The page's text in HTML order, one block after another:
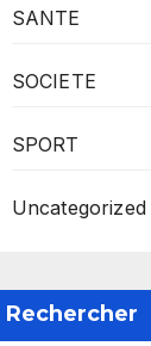
SANTE
SOCIETE
SPORT
Uncategorized
Rechercher